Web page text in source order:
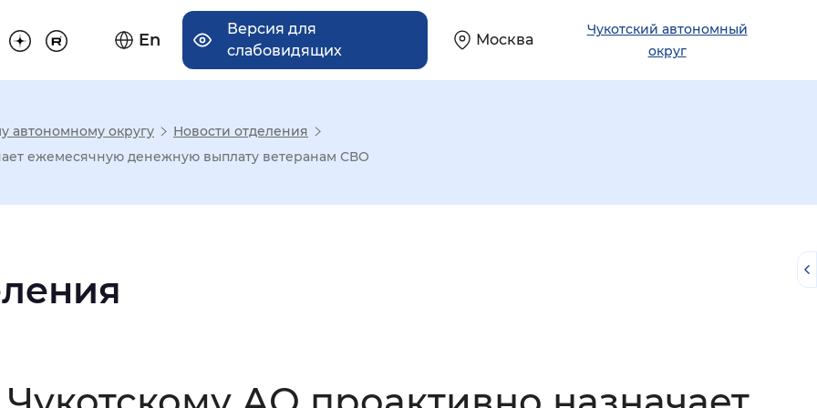
En
Версия для
слабовидящих
Москва
Чукотский автономный
округ
отображения
автономному округу
Новости отделения
ежемесячную денежную выплату ветеранам СВО